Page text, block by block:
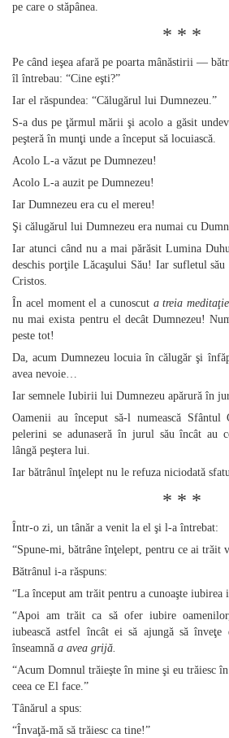
pe care o stăpânea.
* * *
Pe când ieşea afară pe poarta mânăstirii —
îl întrebau: “Cine eşti?”
Iar el răspundea: “Călugărul lui Dumnezeu.”
S‑a dus pe ţărmul mării şi acolo a găsit
peşteră în munţi unde a început să locuiască.
Acolo L‑a văzut pe Dumnezeu!
Acolo L‑a auzit pe Dumnezeu!
Iar Dumnezeu era cu el mereu!
Şi călugărul lui Dumnezeu era numai cu
Iar atunci când nu a mai părăsit Lumina
deschis porţile Lăcaşului Său! Iar sufletul
Cristos.
În acel moment el a cunoscut a treia
nu mai exista pentru el decât Dumnezeu!
peste tot!
Da, acum Dumnezeu locuia în călugăr şi
avea nevoie…
Iar semnele Iubirii lui Dumnezeu apărură în
Oamenii au început să‑l numească
pelerini se adunaseră în jurul său încât au
lângă peştera lui.
Iar bătrânul înţelept nu le refuza niciodată
* * *
Într‑o zi, un tânăr a venit la el şi l‑a întrebat:
“Spune‑mi, bătrâne înţelept, pentru ce ai trăit
Bătrânul i‑a răspuns:
“La început am trăit pentru a cunoaşte iubirea
“Apoi am trăit ca să ofer iubire
iubească astfel încât ei să ajungă să
înseamnă a avea grijă.
“Acum Domnul trăieşte în mine şi eu trăiesc
ceea ce El face.”
Tânărul a spus:
“Învaţă‑mă să trăiesc ca tine!”